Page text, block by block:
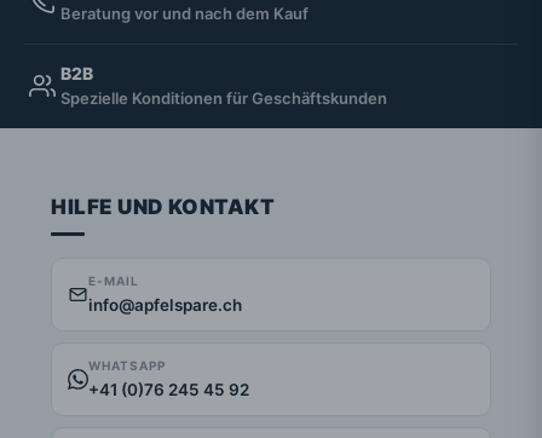
Beratung vor und nach dem Kauf
B2B
Spezielle Konditionen für Geschäftskunden
HILFE UND KONTAKT
E-MAIL
info@apfelspare.ch
WHATSAPP
+41 (0)76 245 45 92